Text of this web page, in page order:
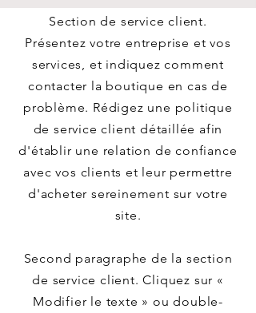
Section de service client.
Présentez votre entreprise et vos
services, et indiquez comment
contacter la boutique en cas de
problème. Rédigez une politique
de service client détaillée afin
d'établir une relation de confiance
avec vos clients et leur permettre
d'acheter sereinement sur votre
site.
Second paragraphe de la section
de service client. Cliquez sur «
Modifier le texte » ou double-